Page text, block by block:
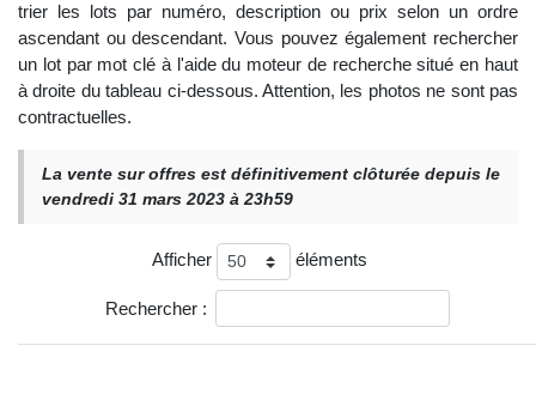
trier les lots par numéro, description ou prix selon un ordre
ascendant ou descendant. Vous pouvez également rechercher
un lot par mot clé à l'aide du moteur de recherche situé en haut
à droite du tableau ci-dessous. Attention, les photos ne sont pas
contractuelles.
La vente sur offres est définitivement clôturée depuis le
vendredi 31 mars 2023 à 23h59
Afficher éléments
Rechercher :